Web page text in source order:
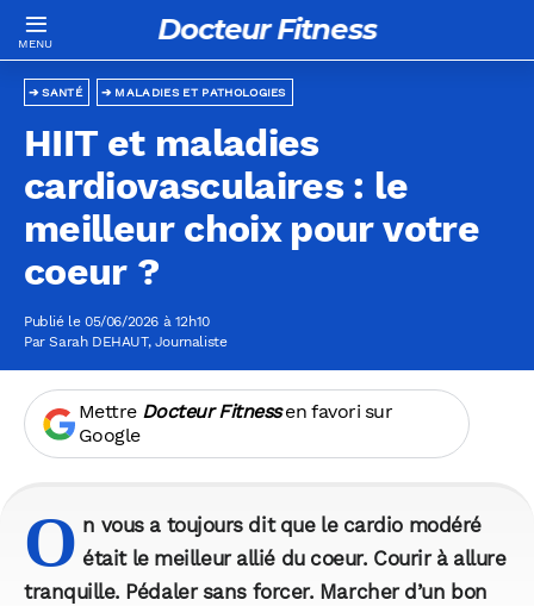
Docteur Fitness
MALADIES ET PATHOLOGIES
SANTÉ
HIIT et maladies
cardiovasculaires : le
meilleur choix pour votre
coeur ?
Publié le 05/06/2026 à 12h10
ParSarah DEHAUT, Journaliste
Mettre Docteur Fitnessen favori sur
Google
O n vous a toujours dit que le cardio modéré
était le meilleur allié du coeur. Courir à allure
tranquille. Pédaler sans forcer. Marcher d’un bon